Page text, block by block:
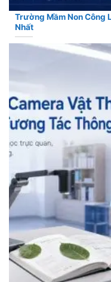
Trường Mầm Non Công
Nhất